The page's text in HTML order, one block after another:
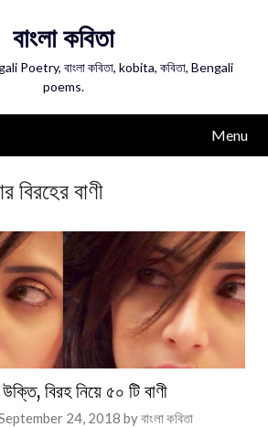
বাংলা কবিতা
Poetry, বাংলা কবিতা, kobita, কবিতা, Bengali
poems.
Menu
বিরহের বাণী
বিরহ নিয়ে ৫০ টি বাণী
24, 2018 byবাংলা কবিতা